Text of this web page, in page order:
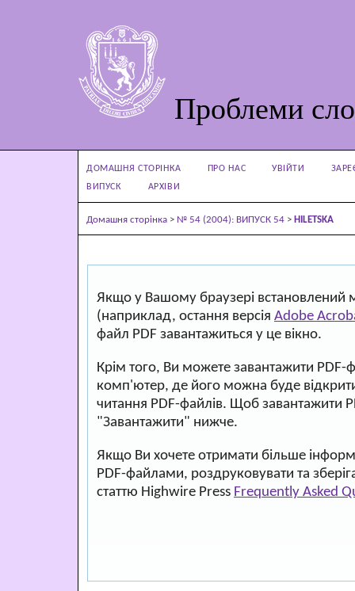
Проблеми
ДОМАШНЯ СТОРІНКА ПРО НАС УВІЙТИ
ВИПУСК
АРХІВИ
Домашня сторінка > № 54 (2004): ВИПУСК 54 > HILETSKA
Якщо у Вашому браузері встановлений
(наприклад, остання версія Adobe
файл PDF завантажиться у це вікно.
Крім того, Ви можете завантажити PDF-
комп'ютер, де його можна буде
читання PDF-файлів. Щоб завантажити
"Завантажити" нижче.
Якщо Ви хочете отримати більше
PDF-файлами, роздруковувати та
статтю Highwire Press Frequently Asked